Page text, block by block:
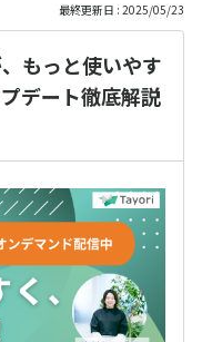
最終更新日 : 2025/05/23
もっと使いやす
デート徹底解説